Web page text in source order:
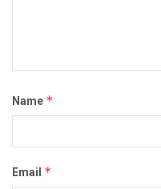
Name *
Email *